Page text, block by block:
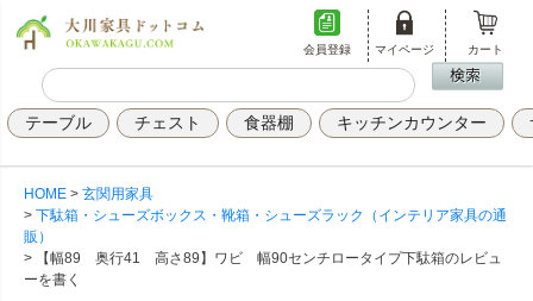
会員登録 マイページ カート
テーブル チェスト 食器棚 キッチンカウンター
HOME
玄関用家具
下駄箱・シューズボックス・靴箱・シューズラック（インテリア家具の通
販）
【幅89 奥行41 高さ89】ワビ 幅90センチロータイプ下駄箱のレビュ
ーを書く